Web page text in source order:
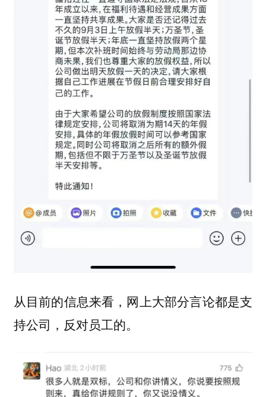
从目前的信息来看，网上大部分言论都是支
持公司，反对员工的。